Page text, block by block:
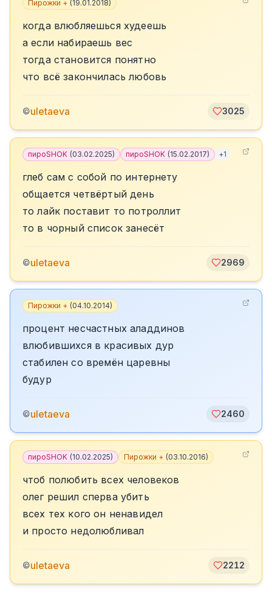
Пирожки + (19.01.2018)
когда влюбляешься худеешь
а если набираешь вес
тогда становится понятно
что всё закончилась любовь
©uletaeva 3025
пироSHOK (03.02.2025) пироSHOK (15.02.2017) +1
глеб сам с собой по интернету
общается четвёртый день
то лайк поставит то потроллит
то в чорный список занесёт
©uletaeva 2969
Пирожки + (04.10.2014)
процент несчастных аладдинов
влюбившихся в красивых дур
стабилен со времён царевны
будур
©uletaeva 2460
пироSHOK (10.02.2025) Пирожки + (03.10.2016)
чтоб полюбить всех человеков
олег решил сперва убить
всех тех кого он ненавидел
и просто недолюбливал
©uletaeva 2212